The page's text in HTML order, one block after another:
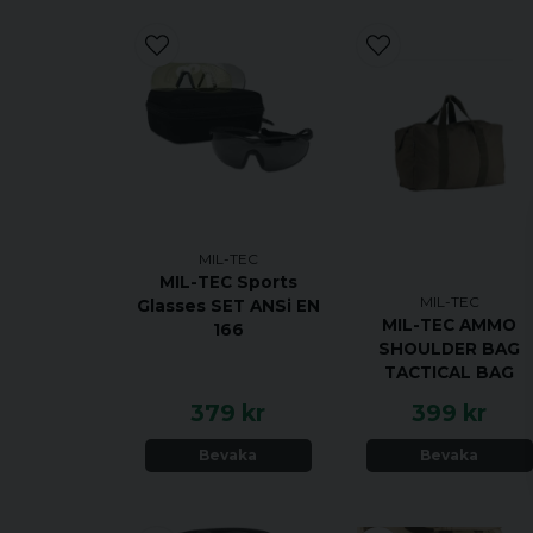
MIL-TEC
MIL-TEC Sports
Glasses SET ANSi EN
166
379 kr
Bevaka
MIL-TEC
MIL-TEC AMMO
SHOULDER BAG
TACTICAL BAG
399 kr
Bevaka